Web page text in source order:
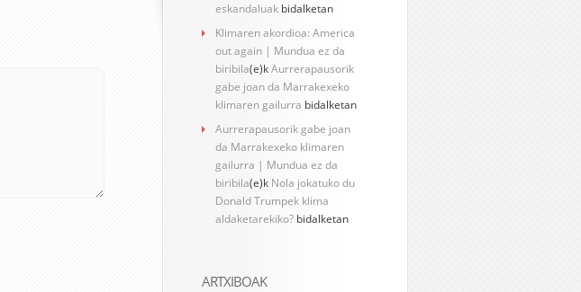
eskandaluak bidalketan
Klimaren akordioa: America
out again | Mundua ez da
biribila(e)kAurrerapausorik
gabe joan da Marrakexeko
klimaren gailurra bidalketan
Aurrerapausorik gabe joan
da Marrakexeko klimaren
gailurra | Mundua ez da
biribila(e)k Nola jokatuko du
Donald Trumpek klima
aldaketarekiko? bidalketan
ARTXIBOAK